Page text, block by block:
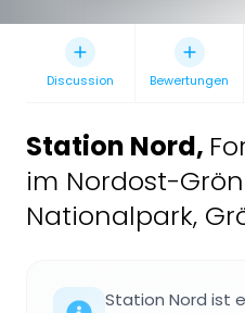
Discussion Bewertungen
Station Nord,
im Nordost-
Nationalpark,
Station Nord ist